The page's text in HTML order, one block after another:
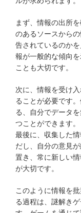
まず、情報の出所
のあるソースから
告されているのか
報が一般的な傾向
ことも大切です。
次に、情報を受け
ることが必要です
る、自分でデータ
つことができます。
最後に、収集した
だし、自分の意見
置き、常に新しい
が大切です。
このように情報を
る過程は、謎解き